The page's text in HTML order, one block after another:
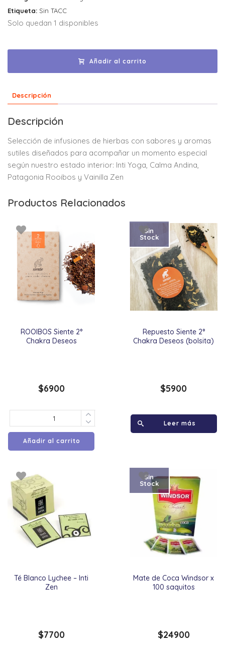
Etiqueta: Sin TACC
Solo quedan 1 disponibles
Añadir al carrito
Descripción
Descripción
Selección de infusiones de hierbas con sabores y aromas
sutiles diseñados para acompañar un momento especial
según nuestro estado interior: Inti Yoga, Calma Andina,
Patagonia Rooibos y Vainilla Zen
Productos Relacionados
ROOIBOS Siente 2°
Chakra Deseos
$6900
Añadir al carrito
Repuesto Siente 2°
Chakra Deseos (bolsita)
Sin
Stock
$5900
Leer más
Té Blanco Lychee – Inti
Zen
$7700
Mate de Coca Windsor x
100 saquitos
Sin
Stock
$24900